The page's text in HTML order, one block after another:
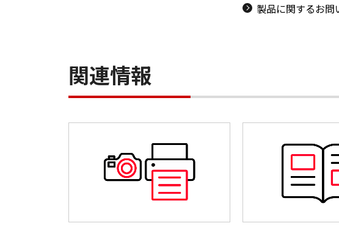
製品に関するお問
関連情報